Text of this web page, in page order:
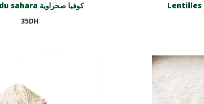
Gofia du sahara كوفيا صحراوية
35DH